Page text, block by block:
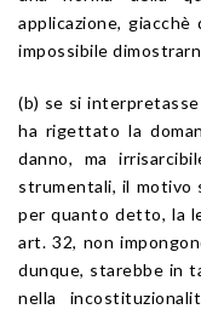
applicazione,
impossibile
(b) se si
ha rigettato la
danno, ma
strumentali, il motivo
per quanto detto, la
art. 32, non
dunque, starebbe in
nella